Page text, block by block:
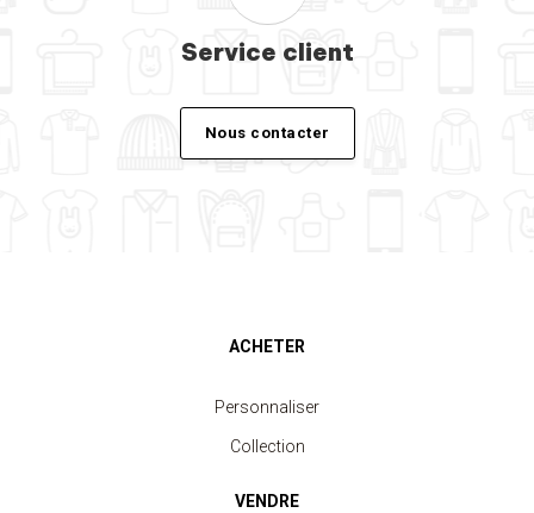
Service client
Nous contacter
ACHETER
Personnaliser
Collection
VENDRE